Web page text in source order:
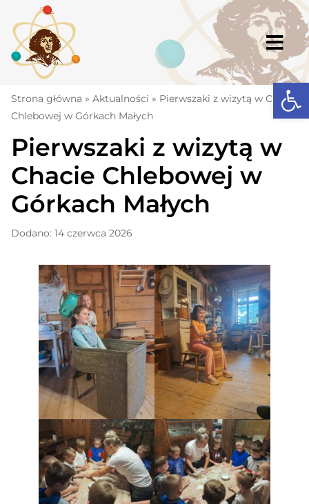
content
Strona główna
Komunikaty
Szkoła
Dokumenty
Osiągnięcia
Warto wiedzieć
UKS „Millenium”
Strona główna » Aktualności » Pierwszaki z wizytą w Chacie
Chlebowej w Górkach Małych
Pierwszaki z wizytą w
Chacie Chlebowej w
Górkach Małych
Dodano: 14 czerwca 2026